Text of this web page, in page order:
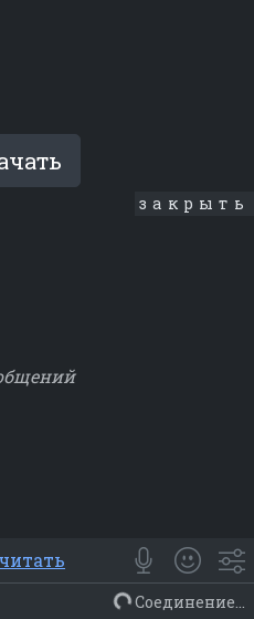
закрыть
😀 Emoji
Еда Объекты
Соединение...